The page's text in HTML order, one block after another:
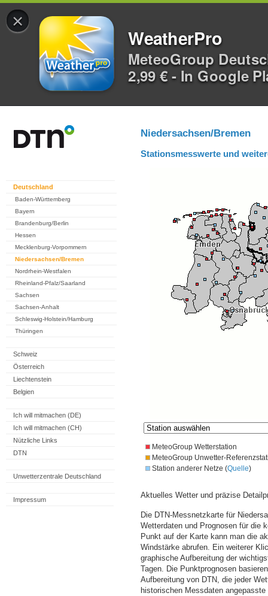
×
WeatherPro
MeteoGroup
2,99 € - In Google
Deutschland
Baden-Württemberg
Bayern
Brandenburg/Berlin
Hessen
Mecklenburg-Vorpommern
Niedersachsen/Bremen
Nordrhein-Westfalen
Rheinland-Pfalz/Saarland
Sachsen
Sachsen-Anhalt
Schleswig-Holstein/Hamburg
Thüringen
Schweiz
Österreich
Liechtenstein
Belgien
Ich will mitmachen (DE)
Ich will mitmachen (CH)
Nützliche Links
DTN
Unwetterzentrale Deutschland
Impressum
Niedersachsen/Bremen
Stationsmesswerte und
MeteoGroup Wetterstation
MeteoGroup Unwetter-
Station anderer Netze (Quelle)
Aktuelles Wetter und präzise
Die DTN-Messnetzkarte für
Wetterdaten und Prognosen für die
Punkt auf der Karte kann man die
Windstärke abrufen. Ein weiterer
graphische Aufbereitung der
Tagen. Die Punktprognosen
Aufbereitung von DTN, die jeder
historischen Messdaten